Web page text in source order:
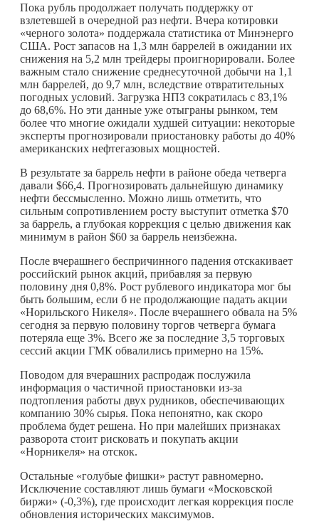
Пока рубль продолжает получать поддержку от
взлетевшей в очередной раз нефти. Вчера котировки
«черного золота» поддержала статистика от Минэнерго
США. Рост запасов на 1,3 млн баррелей в ожидании их
снижения на 5,2 млн трейдеры проигнорировали. Более
важным стало снижение среднесуточной добычи на 1,1
млн баррелей, до 9,7 млн, вследствие отвратительных
погодных условий. Загрузка НПЗ сократилась с 83,1%
до 68,6%. Но эти данные уже отыграны рынком, тем
более что многие ожидали худшей ситуации: некоторые
эксперты прогнозировали приостановку работы до 40%
американских нефтегазовых мощностей.
В результате за баррель нефти в районе обеда четверга
давали $66,4. Прогнозировать дальнейшую динамику
нефти бессмысленно. Можно лишь отметить, что
сильным сопротивлением росту выступит отметка $70
за баррель, а глубокая коррекция с целью движения как
минимум в район $60 за баррель неизбежна.
После вчерашнего беспричинного падения отскакивает
российский рынок акций, прибавляя за первую
половину дня 0,8%. Рост рублевого индикатора мог бы
быть большим, если б не продолжающие падать акции
«Норильского Никеля». После вчерашнего обвала на 5%
сегодня за первую половину торгов четверга бумага
потеряла еще 3%. Всего же за последние 3,5 торговых
сессий акции ГМК обвалились примерно на 15%.
Поводом для вчерашних распродаж послужила
информация о частичной приостановки из-за
подтопления работы двух рудников, обеспечивающих
компанию 30% сырья. Пока непонятно, как скоро
проблема будет решена. Но при малейших признаках
разворота стоит рисковать и покупать акции
«Норникеля» на отскок.
Остальные «голубые фишки» растут равномерно.
Исключение составляют лишь бумаги «Московской
биржи» (-0,3%), где происходит легкая коррекция после
обновления исторических максимумов.